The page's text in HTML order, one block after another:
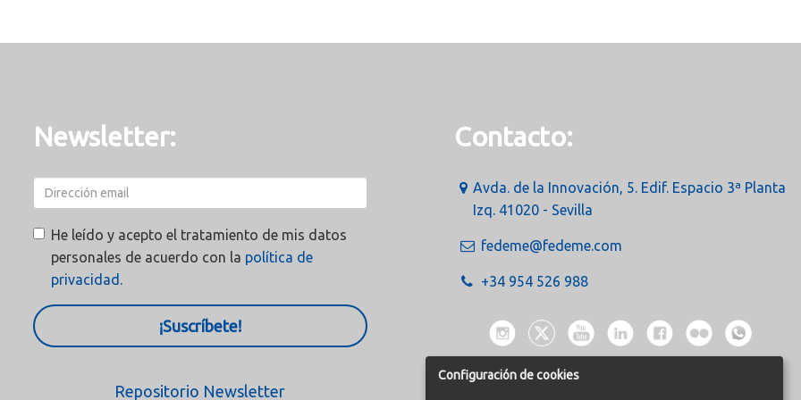
Newsletter:
He leído y acepto el tratamiento de mis datos
personales de acuerdo con la política de
privacidad.
¡Suscríbete!
Repositorio Newsletter
Contacto:
Avda. de la Innovación, 5. Edif. Espacio 3ª Planta
Izq. 41020 - Sevilla
fedeme@fedeme.com
+34 954 526 988
Configuración de cookies